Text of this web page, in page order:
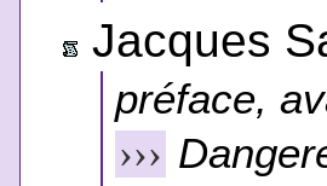
Jacques
préface,
›››